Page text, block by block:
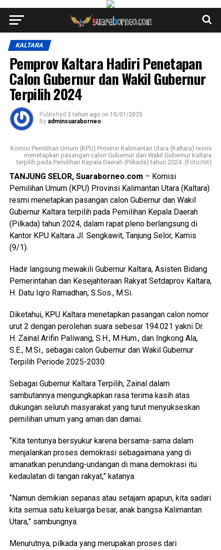
KALTARA
Pemprov Kaltara Hadiri Penetapan
Calon Gubernur dan Wakil Gubernur
Terpilih 2024
Published 2 tahun ago on 10/01/2025
By adminsuaraborneo
Komisi Pemilihan Umum (KPU) Provinsi Kalimantan Utara (Kaltara) resmi
menetapkan pasangan calon Gubernur dan Wakil Gubernur Kaltara
terpilih pada Pemilihan Kepala Daerah (Pilkada) tahun 2024. (Foto/Ist)
TANJUNG SELOR, Suaraborneo.com – Komisi
Pemilihan Umum (KPU) Provinsi Kalimantan Utara (Kaltara)
resmi menetapkan pasangan calon Gubernur dan Wakil
Gubernur Kaltara terpilih pada Pemilihan Kepala Daerah
(Pilkada) tahun 2024, dalam rapat pleno berlangsung di
Kantor KPU Kaltara Jl. Sengkawit, Tanjung Selor, Kamis
(9/1).
Hadir langsung mewakili Gubernur Kaltara, Asisten Bidang
Pemerintahan dan Kesejahteraan Rakyat Setdaprov Kaltara,
H. Datu Iqro Ramadhan, S.Sos., M.Si.
Diketahui, KPU Kaltara menetapkan pasangan calon nomor
urut 2 dengan perolehan suara sebesar 194.021 yakni Dr.
H. Zainal Arifin Paliwang, S.H., M.Hum., dan Ingkong Ala,
S.E., M.Si., sebagai calon Gubernur dan Wakil Gubernur
Terpilih Periode 2025-2030.
Sebagai Gubernur Kaltara Terpilih, Zainal dalam
sambutannya mengungkapkan rasa terima kasih atas
dukungan seluruh masyarakat yang turut menyukseskan
pemilihan umum yang aman dan damai.
“Kita tentunya bersyukur karena bersama-sama dalam
menjalankan proses demokrasi sebagaimana yang di
amanatkan perundang-undangan di mana demokrasi itu
kedaulatan di tangan rakyat,” katanya.
“Namun demikian sepanas atau setajam apapun, kita sadari
kita semua satu keluarga besar, anak bangsa Kalimantan
Utara,” sambungnya.
Menurutnya, pilkada yang merupakan proses dari